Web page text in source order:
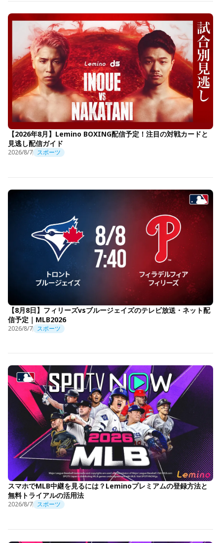
【2026年8月】Lemino BOXING配信予定！注目の対戦カードと
見逃し配信ガイド
2026/8/7 スポーツ
【8月8日】フィリーズvsブルージェイズのテレビ放送・ネット配
信予定｜MLB2026
2026/8/7 スポーツ
スマホでMLB中継を見るには？Leminoプレミアムの登録方法と
無料トライアルの活用法
2026/8/7 スポーツ